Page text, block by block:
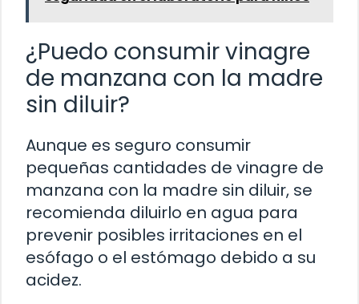
¿Puedo consumir vinagre
de manzana con la madre
sin diluir?
Aunque es seguro consumir
pequeñas cantidades de vinagre de
manzana con la madre sin diluir, se
recomienda diluirlo en agua para
prevenir posibles irritaciones en el
esófago o el estómago debido a su
acidez.